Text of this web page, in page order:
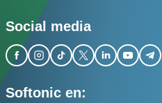
Social media
Softonic en: